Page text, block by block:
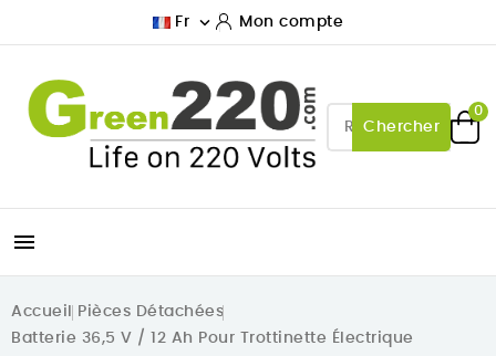
Fr  Mon compte
Chercher
0

Accueil
Pièces Détachées
Batterie 36,5 V / 12 Ah Pour Trottinette Électrique